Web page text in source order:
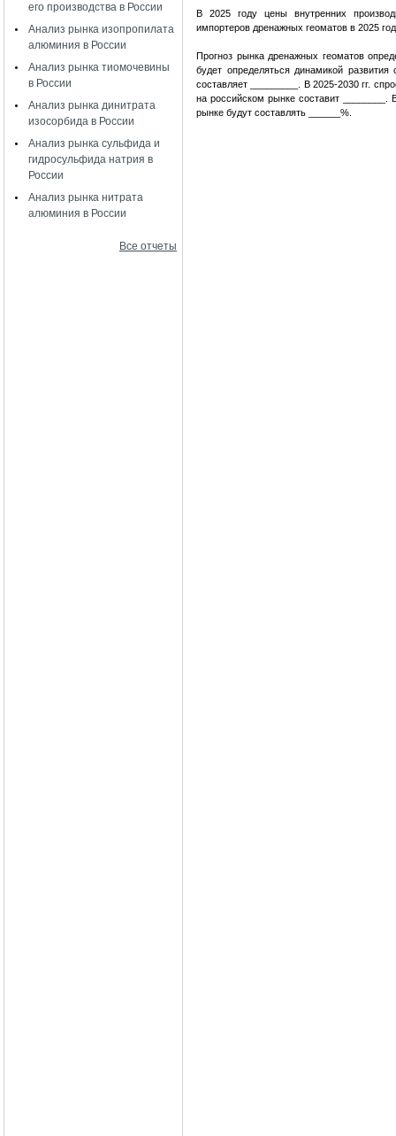
его производства в России
Анализ рынка изопропилата
алюминия в России
Анализ рынка тиомочевины
в России
Анализ рынка динитрата
изосорбида в России
Анализ рынка сульфида и
гидросульфида натрия в
России
Анализ рынка нитрата
алюминия в России
Все отчеты
В 2025 году цены внутренних
импортеров дренажных геоматов в 2025
Прогноз рынка дренажных геоматов
будет определяться динамикой
составляет _________. В 2025-2030 гг.
на российском рынке составит ________.
рынке будут составлять ______%.